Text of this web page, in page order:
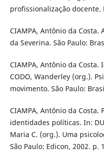
profissionalização docente.
CIAMPA, Antônio da
da Severina. São Paulo:
CIAMPA, Antônio da Costa.
CODO, Wanderley (org.).
movimento. São Paulo:
CIAMPA, Antônio da
identidades políticas. In:
Maria C. (org.). Uma
São Paulo: Edicon, 2002. p.